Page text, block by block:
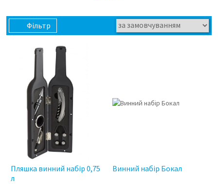
Фільтр
Пляшка винний набір 0,75
л
Винний набір Бокал